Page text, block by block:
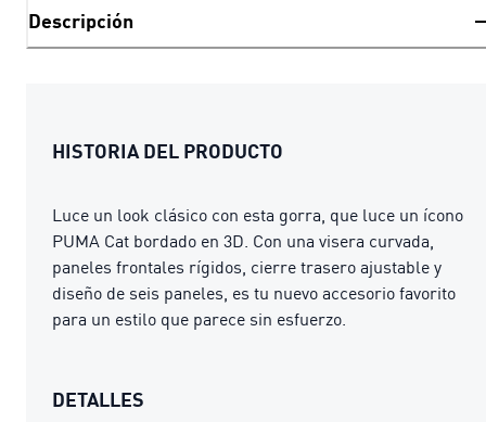
Descripción
HISTORIA DEL PRODUCTO
Luce un look clásico con esta gorra, que luce un ícono
PUMA Cat bordado en 3D. Con una visera curvada,
paneles frontales rígidos, cierre trasero ajustable y
diseño de seis paneles, es tu nuevo accesorio favorito
para un estilo que parece sin esfuerzo.
DETALLES